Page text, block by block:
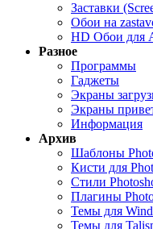
Заставки
Обои на
HD Обои для
Разное
Программы
Гаджеты
Экраны
Экраны
Информация
Архив
Шаблоны
Кисти для
Стили
Плагины
Темы для
Темы для